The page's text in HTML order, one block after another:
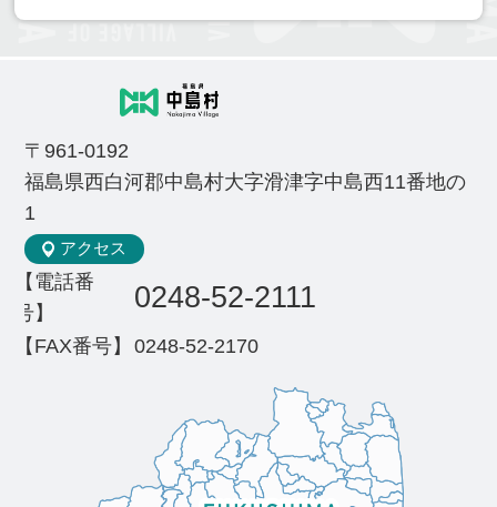
〒961-0192
福島県西白河郡中島村大字滑津字中島西11番地の
1
アクセス
【電話番
号】
0248-52-2111
【FAX番号】 0248-52-2170